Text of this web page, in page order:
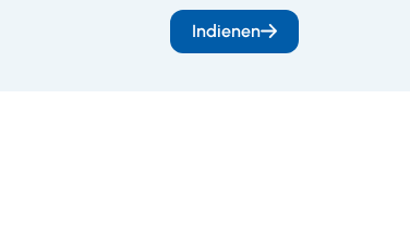
Indienen